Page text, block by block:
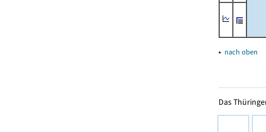
▴ nach oben
Das